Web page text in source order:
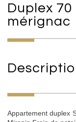
duplex 70 m² - 3 pièces -
mérignac
Appartement duplex